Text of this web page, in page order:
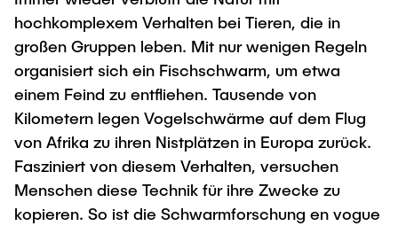
Events
Merchandise-Shop
Working at TU Hamburg
Job opportunities
Faculty recruiting
Information for new employees
AI in Education
After Graduation
Alumni
Career Center
Graduate Academy
Doctoral Degrees
Early Career Research Support
Good Scientific Practice
Future Lectures
Team
Technology and Innovation in Education
News
Study programs
Research and Institutes
Management Sciences and Technology
Study Programs
Research and Institutes
Partnerships and Strategy
Study Exchange Partnerships
How to establish partnerships
Strategy
ECIU University
Contacts & International Team
hochkomplexem Verhalten bei Tieren, die in
großen Gruppen leben. Mit nur wenigen Regeln
organisiert sich ein Fischschwarm, um etwa
einem Feind zu entfliehen. Tausende von
Kilometern legen Vogelschwärme auf dem Flug
von Afrika zu ihren Nistplätzen in Europa zurück.
Fasziniert von diesem Verhalten, versuchen
Menschen diese Technik für ihre Zwecke zu
kopieren. So ist die Schwarmforschung en vogue